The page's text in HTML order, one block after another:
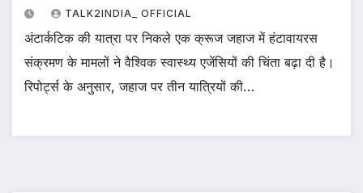
TALK2INDIA_ OFFICIAL
अंटार्कटिक की यात्रा पर निकले एक क्रूज जहाज में हंटावायरस
संक्रमण के मामलों ने वैश्विक स्वास्थ्य एजेंसियों की चिंता बढ़ा दी है।
रिपोर्ट्स के अनुसार, जहाज पर तीन यात्रियों की…